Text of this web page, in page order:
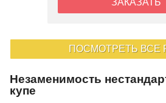
ПОСМОТРЕТЬ ВСЕ
Незаменимость
купе